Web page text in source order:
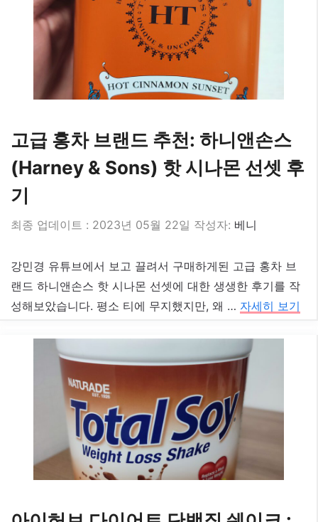
고급 홍차 브랜드 추천: 하니앤손스
(Harney & Sons) 핫 시나몬 선셋 후
기
2023년 05월 22일 작성자: 베니
강민경 유튜브에서 보고 끌려서 구매하게된 고급 홍차 브
랜드 하니앤손스 핫 시나몬 선셋에 대한 생생한 후기를 작
성해보았습니다. 평소 티에 무지했지만, 왜 … 자세히 보기